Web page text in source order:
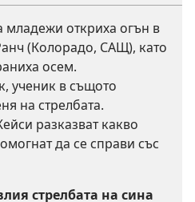
младежи откриха огън в
(Колорадо, САЩ), като
осем.
ученик в същото
на стрелбата.
разказват какво
да се справи със
стрелбата на сина